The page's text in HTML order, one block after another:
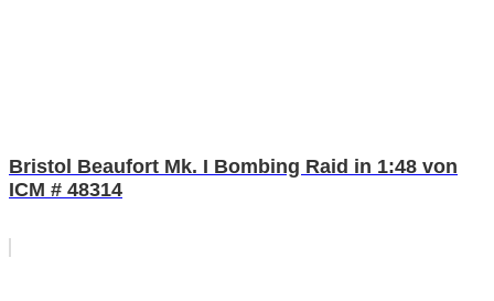
Bristol Beaufort Mk. I Bombing Raid in 1:48 von
ICM # 48314